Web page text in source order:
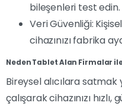
bileşenleri test edin.
Veri Güvenliği:
cihazınızı fabrika
Neden Tablet Alan Firmalar ile
Bireysel alıcılara
çalışarak cihazınızı